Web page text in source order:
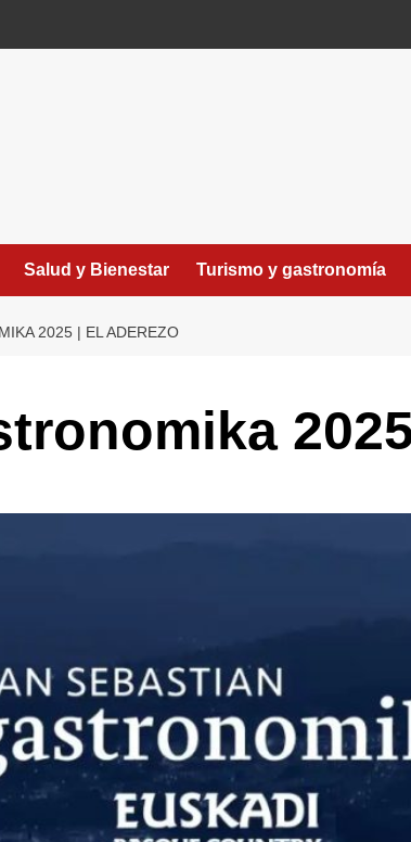
Salud y Bienestar Turismo y gastronomía
2025 | EL ADEREZO